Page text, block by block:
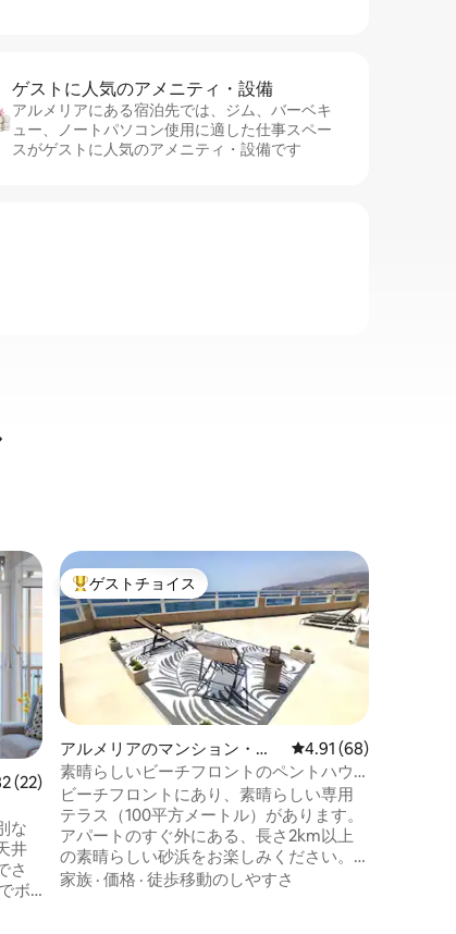
ゲストに人⁠気⁠のア⁠メ⁠ニ⁠テ⁠ィ・設⁠備
アルメリアにある宿泊先では、ジム、バーベキ
ュー、ノートパソコン使用に適した仕事スペー
スがゲストに人気のアメニティ・設備です
ー22件、5つ星中4.82つ星の平均評価
(22)
な
井
さ
大好評のゲストチョイスです。
ゲストチョイス
アルメリアのマンション・ア
パート
レビュー68件、5つ
4.91 (68)
素晴らしいビーチフロントのペントハウ
ス
ビーチフロントにあり、素晴らしい専用
テラス（100平方メートル）があります。
アパートのすぐ外にある、長さ2km以上
の素晴らしい砂浜をお楽しみください。
近隣には必要なサービス（ショップ、ス
家族 · 価格 · 徒歩移動のしやすさ